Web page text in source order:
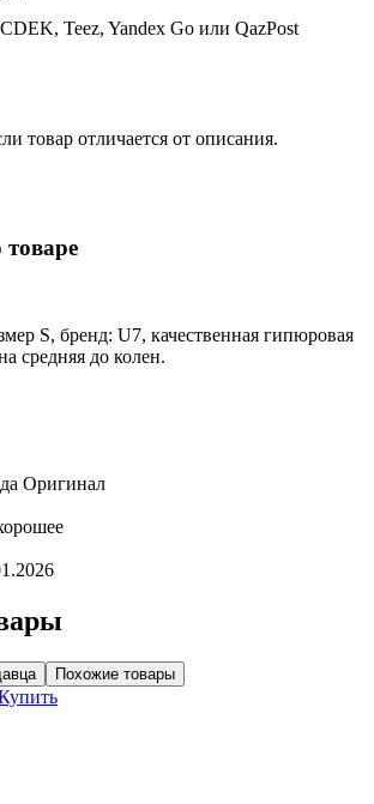
CDEK, Teez, Yandex Go или QazPost
товар отличается от описания.
S, бренд: U7, качественная гипюровая
средняя до колен.
Оригинал
Похожие товары